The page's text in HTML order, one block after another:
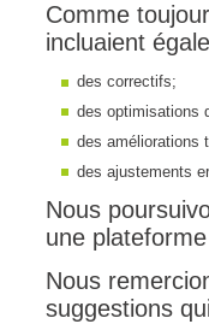
Comme
incluaient
des correctifs;
des optimisations
des améliorations
des ajustements
Nous
une
Nous
suggestions